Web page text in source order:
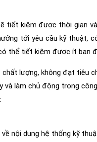
kiệm được thời gian
tới yêu cầu kỹ thuật,
thể tiết kiệm được ít ban
lượng, không đạt tiêu
làm chủ động trong
nội dung hệ thống kỹ